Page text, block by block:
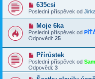
635csi
Poslední příspěvek od
Moje 6ka
Poslední příspěvek od
Odpovědi: 25
Přírůstek
Poslední příspěvek od
Odpovědi: 3